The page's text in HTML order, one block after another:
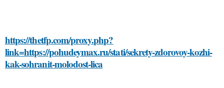
https://thetfp.com/proxy.php?
link=https://pohudeymax.ru/stati/sekrety-zdorovoy-kozhi-
kak-sohranit-molodost-lica